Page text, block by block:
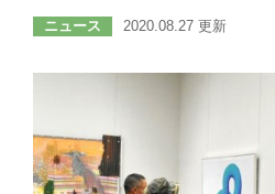
ニュース 2020.08.27 更新